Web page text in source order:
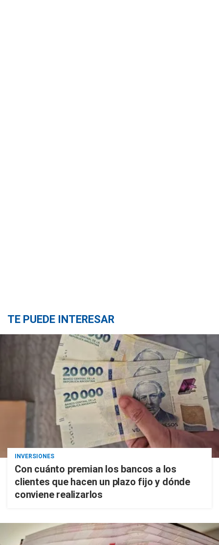
TE PUEDE INTERESAR
INVERSIONES
Con cuánto premian los bancos a los
clientes que hacen un plazo fijo y dónde
conviene realizarlos